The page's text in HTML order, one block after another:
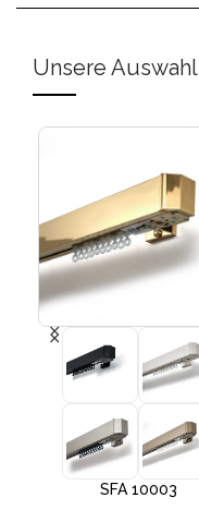
Unsere Auswahl
SFA 10003